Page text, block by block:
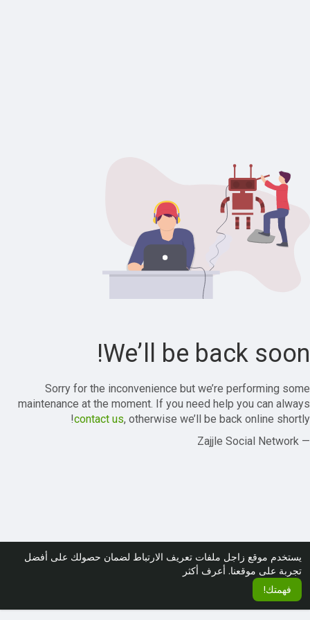
يستخدم موقع زاجل ملفات تعريف الارتباط لضمان حصولك على أفضل
تجربة على موقعنا. أعرف أكثر
فهمتك!
We’ll be back soon!
Sorry for the inconvenience but we’re performing some
maintenance at the moment. If you need help you can always
contact us, otherwise we’ll be back online shortly!
— Zajjle Social Network